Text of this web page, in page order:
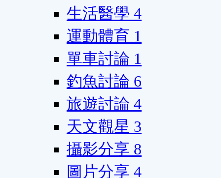
生活醫學 4
運動體育 1
單車討論 1
釣魚討論 6
旅遊討論 4
天文觀星 3
攝影分享 8
圖片分享 4